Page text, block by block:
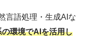
言語処理・生成AIな
環境でAIを活用し